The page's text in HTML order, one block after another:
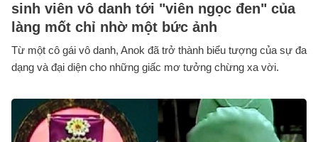
sinh viên vô danh tới "viên ngọc đen" của
làng mốt chỉ nhờ một bức ảnh
Từ một cô gái vô danh, Anok đã trở thành biểu tượng của sự đa
dạng và đại diện cho những giấc mơ tưởng chừng xa vời.